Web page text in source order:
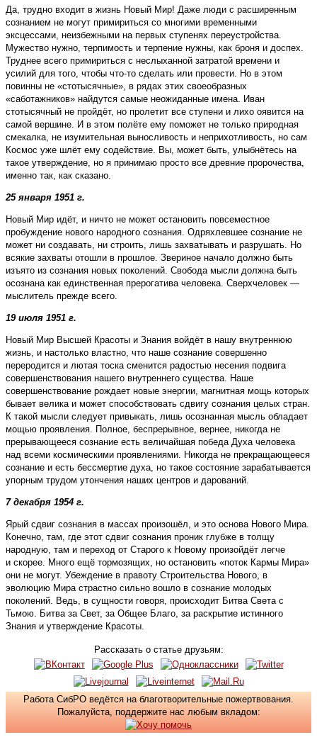
Да, трудно входит в жизнь Новый Мир! Даже люди с расширенным
сознанием не могут примириться со многими временными
эксцессами, неизбежными на первых ступенях переустройства.
Мужество нужно, терпимость и терпение нужны, как броня и доспех.
Труднее всего примириться с неслыханной затратой времени и
усилий для того, чтобы что-то сделать или провести. Но в этом
повинны не «стотысячные», в рядах этих своеобразных
«саботажников» найдутся самые неожиданные имена. Иван
стотысячный не пройдёт, но пролетит все ступени и лихо оявится на
самой вершине. И в этом полёте ему поможет не только природная
смекалка, не изумительная выносливость и неприхотливость, но сам
Космос уже шлёт ему содействие. Вы, может быть, улыбнётесь на
такое утверждение, но я принимаю просто все древние пророчества,
именно так, как сказано.
25 января 1951 г.
Новый Мир идёт, и ничто не может остановить повсеместное
пробуждение нового народного сознания. Одряхлевшее сознание не
может ни создавать, ни строить, лишь захватывать и разрушать. Но
всякие захваты отошли в прошлое. Звериное начало должно быть
изъято из сознания новых поколений. Свобода мысли должна быть
осознана как единственная прерогатива человека. Сверхчеловек —
мыслитель прежде всего.
19 июля 1951 г.
Новый Мир Высшей Красоты и Знания войдёт в нашу внутреннюю
жизнь, и настолько властно, что наше сознание совершенно
переродится и лютая тоска сменится радостью несения подвига
совершенствования нашего внутреннего существа. Наше
совершенствование рождает новые энергии, магнитная мощь которых
бывает велика и может способствовать сдвигу сознания целых стран.
К такой мысли следует привыкать, лишь осознанная мысль обладает
мощью проявления. Полное, беспрерывное, вернее, никогда не
прерывающееся сознание есть величайшая победа Духа человека
над всеми космическими проявлениями. Никогда не прекращающееся
сознание и есть бессмертие духа, но такое состояние зарабатывается
упорным трудом утончения наших центров и дарований.
7 декабря 1954 г.
Ярый сдвиг сознания в массах произошёл, и это основа Нового Мира.
Конечно, там, где этот сдвиг сознания проник глубже в толщу
народную, там и переход от Старого к Новому произойдёт легче
и скорее. Много ещё тормозящих, но остановить «поток Кармы Мира»
они не могут. Убеждение в правоту Строительства Нового, в
эволюцию Мира страстно сильно вошло в сознание молодых
поколений. Ведь, в сущности говоря, происходит Битва Света с
Тьмою. Битва за Свет, за Общее Благо, за раскрытие истинного
Знания и утверждение Красоты.
Рассказать о статье друзьям:
Работа СибРО ведётся на благотворительные пожертвования.
Пожалуйста, поддержите нас любым вкладом: